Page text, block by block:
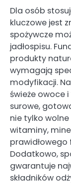
Dla osób
kluczowe jest
spożywcze
jadłospisu.
produkty
wymagają
modyfikacji.
świeże owoce
surowe,
nie tylko
witaminy,
Dodatkowo,
gwarantuje
składników